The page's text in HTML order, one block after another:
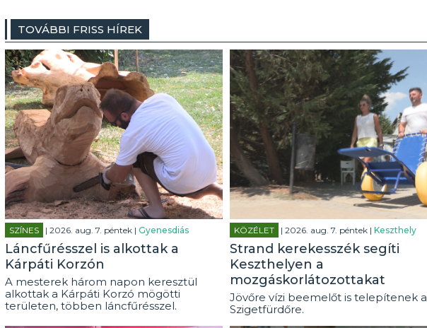
TOVÁBBI FRISS HÍREK
SZÍNES | 2026. aug. 7. péntek | Gyenesdiás
Láncfűrésszel is alkottak a
Kárpáti Korzón
A mesterek három napon keresztül
alkottak a Kárpáti Korzó mögötti
területen, többen láncfűrésszel.
KÖZÉLET | 2026. aug. 7. péntek | Keszthely
Strand kerekesszék segíti
Keszthelyen a
mozgáskorlátozottakat
Jövőre vízi beemelőt is telepítenek a
Szigetfürdőre.